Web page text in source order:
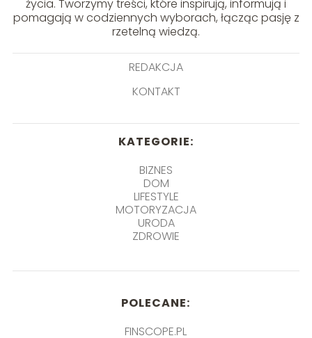
życia. Tworzymy treści, które inspirują, informują i
pomagają w codziennych wyborach, łącząc pasję z
rzetelną wiedzą.
REDAKCJA
KONTAKT
KATEGORIE:
BIZNES
DOM
LIFESTYLE
MOTORYZACJA
URODA
ZDROWIE
POLECANE:
FINSCOPE.PL